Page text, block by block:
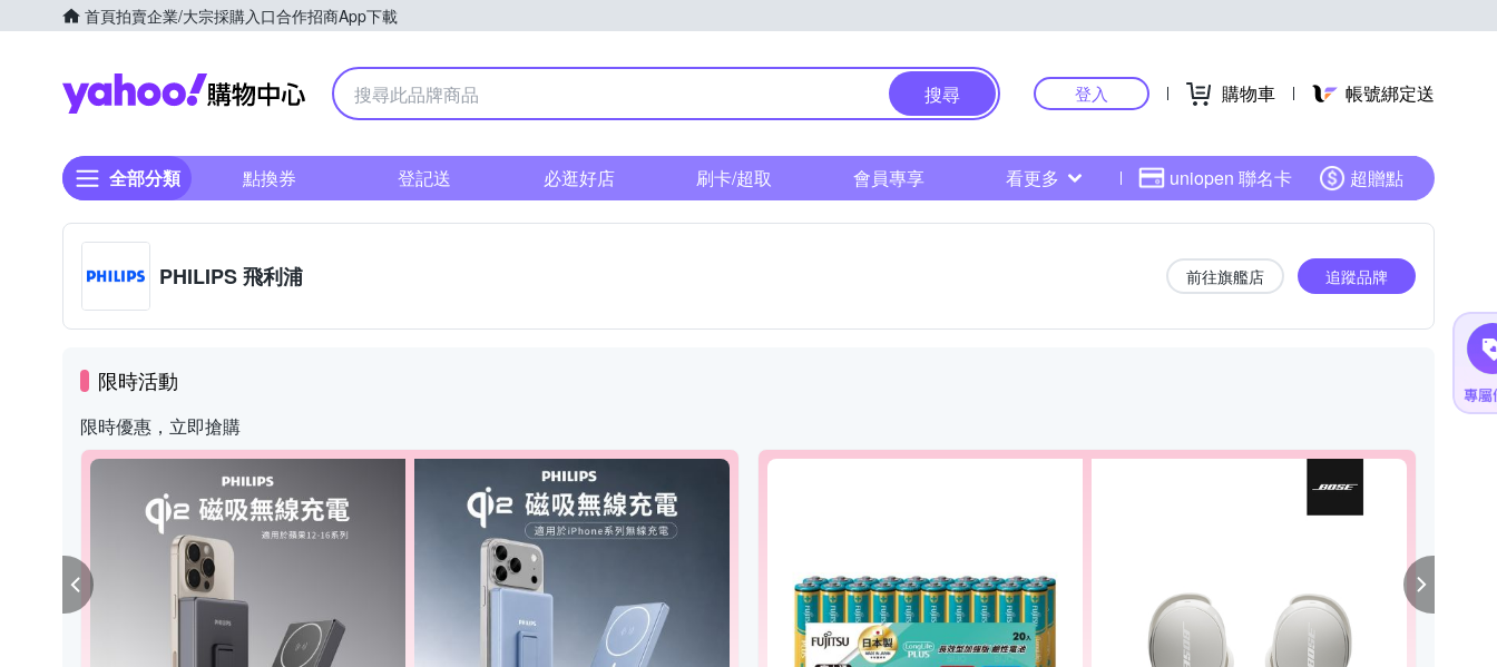
首頁拍賣企業/大宗採購入口合作招商App下載
Yahoo購物中心
搜尋 登入 購物車 帳號綁定送
全部分類 點換券 登記送 必逛好店 刷卡/超取 會員專享 看更多 uniopen 聯名卡 超贈點
PHILIPS 飛利浦 前往旗艦店 追蹤品牌
限時活動
限時優惠，立即搶購